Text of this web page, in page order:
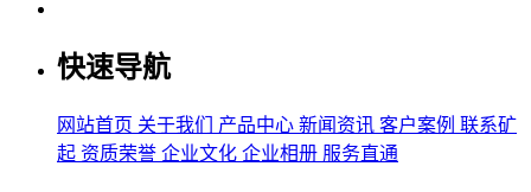
快速导航
网站首页 关于我们 产品中心 新闻资讯 客户案例 联系矿
起 资质荣誉 企业文化 企业相册 服务直通